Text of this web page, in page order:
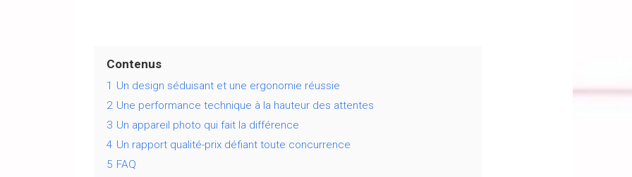
Contenus
1 Un design séduisant et une ergonomie réussie
2 Une performance technique à la hauteur des attentes
3 Un appareil photo qui fait la différence
4 Un rapport qualité-prix défiant toute concurrence
5 FAQ